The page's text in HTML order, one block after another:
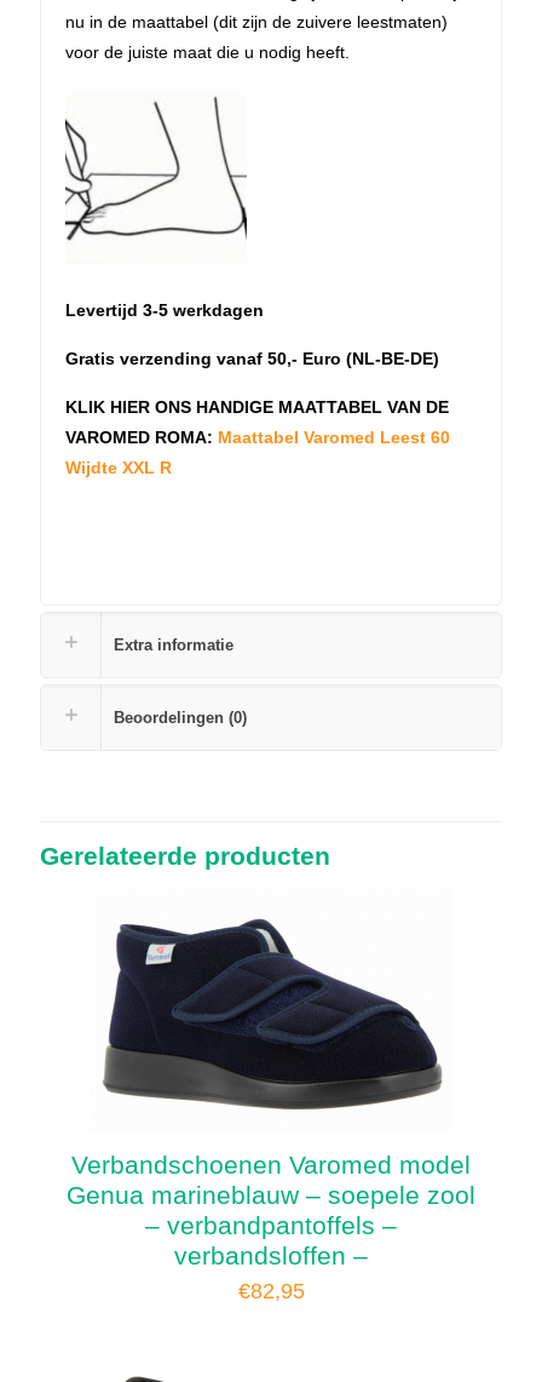
nu in de maattabel (dit zijn de zuivere leestmaten)
voor de juiste maat die u nodig heeft.
Levertijd 3-5 werkdagen
Gratis verzending vanaf 50,- Euro (NL-BE-DE)
KLIK HIER ONS HANDIGE MAATTABEL VAN DE
VAROMED ROMA: Maattabel Varomed Leest 60
Wijdte XXL R
Extra informatie
Beoordelingen (0)
Gerelateerde producten
Verbandschoenen Varomed model
Genua marineblauw – soepele zool
– verbandpantoffels –
verbandsloffen –
€82,95